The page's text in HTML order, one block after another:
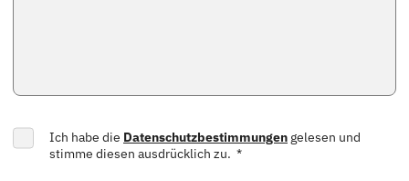
Ich habe die Datenschutzbestimmungen gelesen und
stimme diesen ausdrücklich zu. *